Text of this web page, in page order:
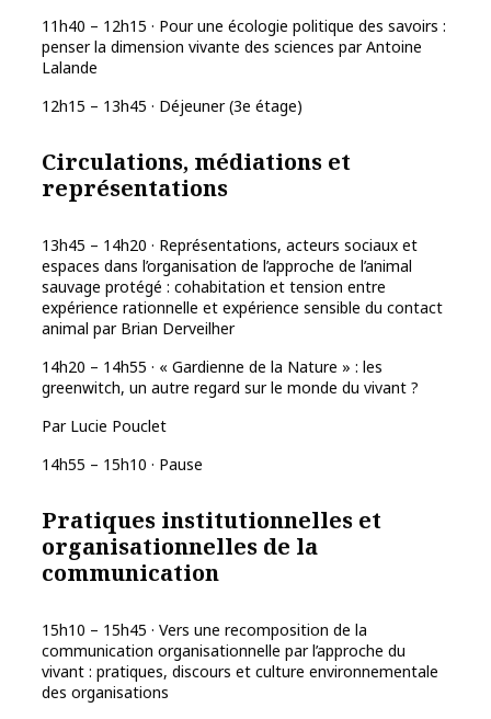
11h40 – 12h15 · Pour une écologie politique des savoirs :
penser la dimension vivante des sciences par Antoine
Lalande
12h15 – 13h45 · Déjeuner (3e étage)
Circulations, médiations et
représentations
13h45 – 14h20 · Représentations, acteurs sociaux et
espaces dans l’organisation de l’approche de l’animal
sauvage protégé : cohabitation et tension entre
expérience rationnelle et expérience sensible du contact
animal par Brian Derveilher
14h20 – 14h55 · « Gardienne de la Nature » : les
greenwitch, un autre regard sur le monde du vivant ?
Par Lucie Pouclet
14h55 – 15h10 · Pause
Pratiques institutionnelles et
organisationnelles de la
communication
15h10 – 15h45 · Vers une recomposition de la
communication organisationnelle par l’approche du
vivant : pratiques, discours et culture environnementale
des organisations